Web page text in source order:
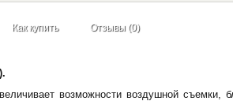
Как купить Отзывы (0)
возможности воздушной съемки,